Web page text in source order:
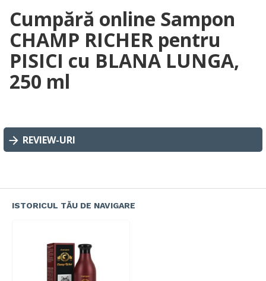
Cumpără online Sampon
CHAMP RICHER pentru
PISICI cu BLANA LUNGA,
250 ml
REVIEW-URI
ISTORICUL TĂU DE NAVIGARE